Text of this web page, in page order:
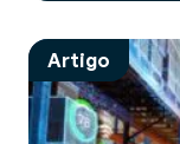
Artigo